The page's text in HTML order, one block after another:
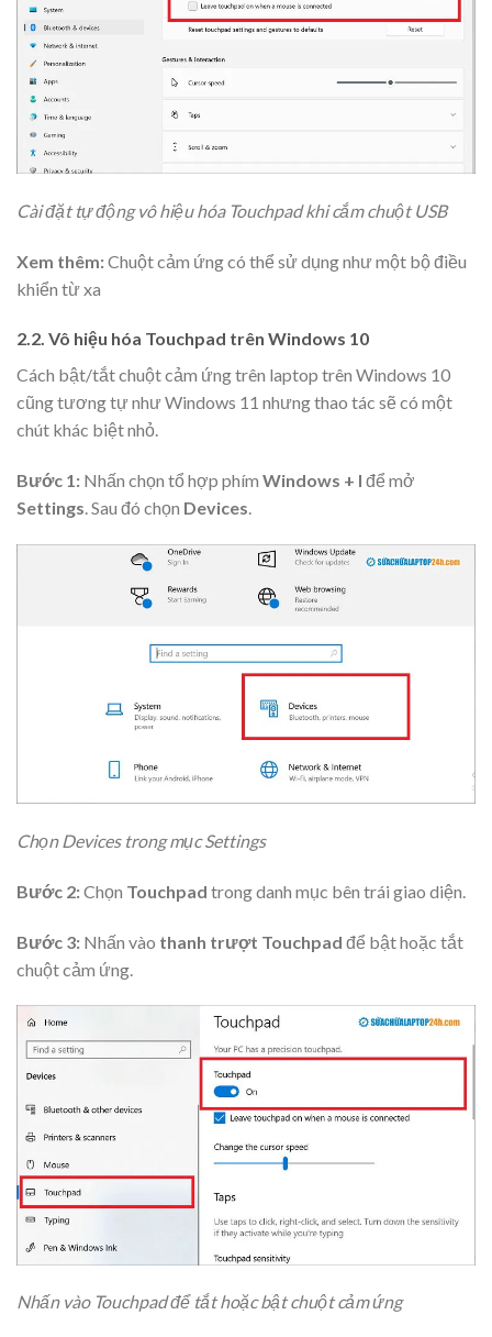
Cài đặt tự động vô hiệu hóa Touchpad khi cắm chuột USB
Xem thêm:Chuột cảm ứng có thể sử dụng như một bộ điều
khiển từ xa
2.2. Vô hiệu hóa Touchpad trên Windows 10
Cách bật/tắt chuột cảm ứng trên laptop trên Windows 10
cũng tương tự như Windows 11 nhưng thao tác sẽ có một
chút khác biệt nhỏ.
Bước 1: Nhấn chọn tổ hợp phím Windows + I để mở
Settings. Sau đó chọn Devices.
Chọn Devices trong mục Settings
Bước 2:Chọn Touchpad trong danh mục bên trái giao diện.
Bước 3: Nhấn vào thanh trượt Touchpad để bật hoặc tắt
chuột cảm ứng.
Nhấn vào Touchpad để tắt hoặc bật chuột cảm ứng